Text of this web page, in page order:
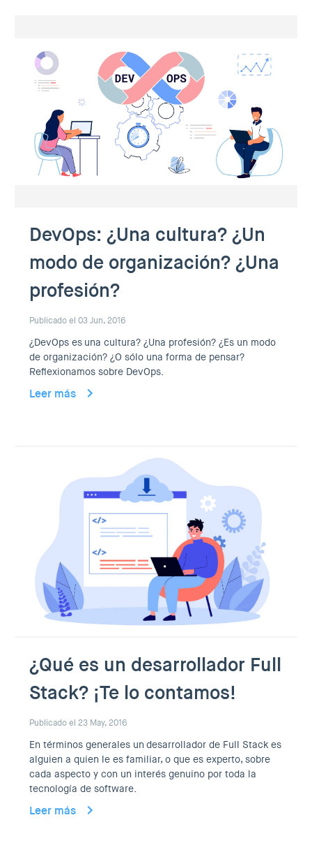
DevOps: ¿Una cultura? ¿Un
modo de organización? ¿Una
profesión?
Publicado el 03 Jun, 2016
¿DevOps es una cultura? ¿Una profesión? ¿Es un modo
de organización? ¿O sólo una forma de pensar?
Reflexionamos sobre DevOps.
Leer más
¿Qué es un desarrollador Full
Stack? ¡Te lo contamos!
Publicado el 23 May, 2016
En términos generales un desarrollador de Full Stack es
alguien a quien le es familiar, o que es experto, sobre
cada aspecto y con un interés genuino por toda la
tecnología de software.
Leer más